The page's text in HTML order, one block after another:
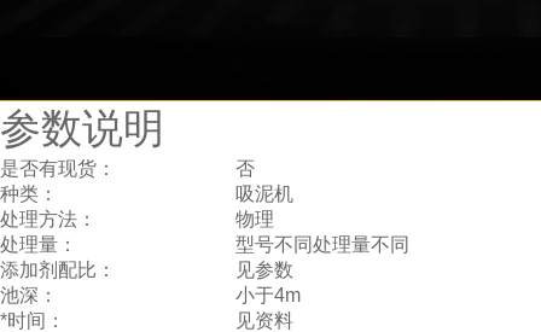
参数说明
是否有现货：
否
种类：
吸泥机
处理方法：
物理
处理量：
型号不同处理量不同
添加剂配比：
见参数
池深：
小于4m
*时间：
见资料